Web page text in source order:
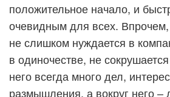
положительное начало, и
очевидным для всех. Впрочем,
не слишком нуждается в
в одиночестве, не
него всегда много дел,
размышления, а вокруг него